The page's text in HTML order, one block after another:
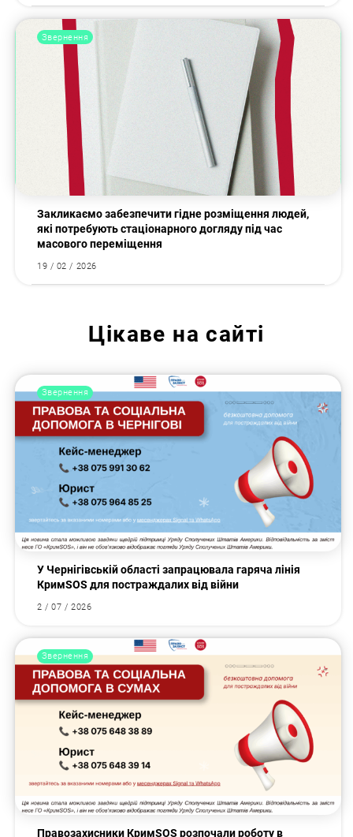
Звернення
Закликаємо забезпечити гідне розміщення людей,
які потребують стаціонарного догляду під час
масового переміщення
19 / 02 / 2026
Цікаве на сайті
Звернення
У Чернігівській області запрацювала гаряча лінія
КримSOS для постраждалих від війни
2 / 07 / 2026
Звернення
Правозахисники КримSOS розпочали роботу в